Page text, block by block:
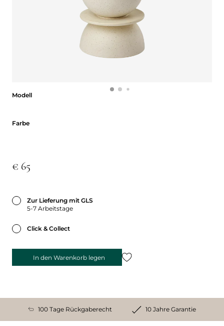
Modell
Farbe
€ 65
Zur Lieferung mit GLS
5-7 Arbeitstage
Click & Collect
In den Warenkorb legen
100 Tage Rückgaberecht 10 Jahre Garantie